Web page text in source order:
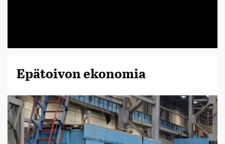
Epätoivon ekonomia